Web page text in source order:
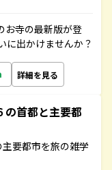
お寺の最新版が登
に出かけませんか？
詳細を見る
首都と主要都
要都市を旅の雑学